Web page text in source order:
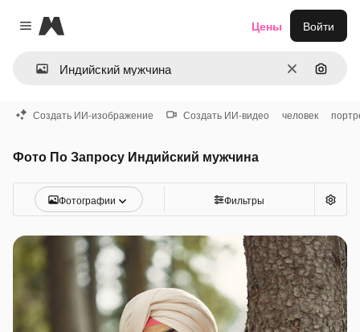
Close menu
Magnific
ОчиститьПоиск
Цены Войти
Создать ИИ-изображение Создать ИИ-видео человек
Фото По Запросу Индийский мужчина
Фотографии Фильтры